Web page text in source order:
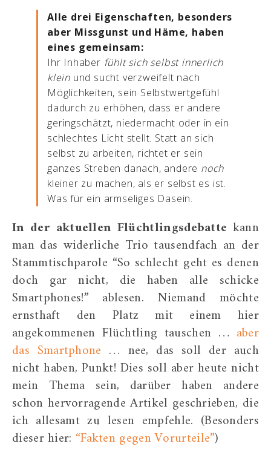
Alle drei Eigenschaften, besonders
aber Missgunst und Häme, haben
eines gemeinsam:
Ihr Inhaber fühlt sich selbst innerlich
klein und sucht verzweifelt nach
Möglichkeiten, sein Selbstwertgefühl
dadurch zu erhöhen, dass er andere
geringschätzt, niedermacht oder in ein
schlechtes Licht stellt. Statt an sich
selbst zu arbeiten, richtet er sein
ganzes Streben danach, andere noch
kleiner zu machen, als er selbst es ist.
Was für ein armseliges Dasein.
In der aktuellen Flüchtlingsdebatte kann
man das widerliche Trio tausendfach an der
Stammtischparole “So schlecht geht es denen
doch gar nicht, die haben alle schicke
Smartphones!” ablesen. Niemand möchte
ernsthaft den Platz mit einem hier
angekommenen Flüchtling tauschen … aber
das Smartphone … nee, das soll der auch
nicht haben, Punkt! Dies soll aber heute nicht
mein Thema sein, darüber haben andere
schon hervorragende Artikel geschrieben, die
ich allesamt zu lesen empfehle. (Besonders
dieser hier: “Fakten gegen Vorurteile”)